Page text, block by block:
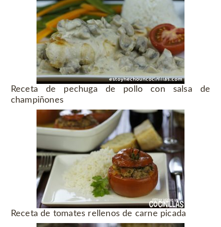
Receta de pechuga de pollo con salsa de
champiñones
Receta de tomates rellenos de carne picada